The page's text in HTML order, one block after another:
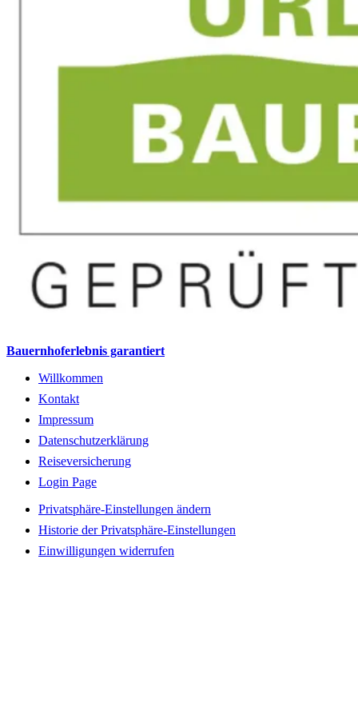
Bauernhoferlebnis garantiert
Willkommen
Kontakt
Impressum
Datenschutzerklärung
Reiseversicherung
Login Page
Privatsphäre-Einstellungen ändern
Historie der Privatsphäre-Einstellungen
Einwilligungen widerrufen